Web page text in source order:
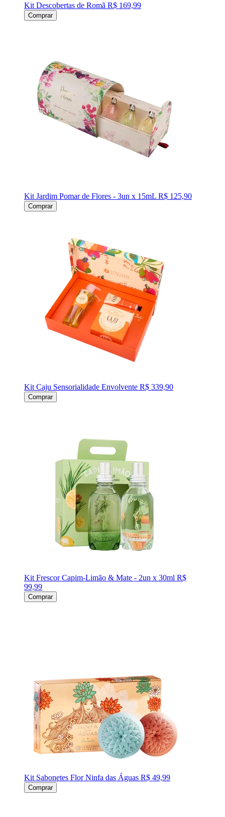
Kit Descobertas de Romã R$ 169,99
Comprar
Kit Jardim Pomar de Flores - 3un x 15mL R$ 125,90
Comprar
Kit Caju Sensorialidade Envolvente R$ 339,90
Comprar
Kit Frescor Capim-Limão & Mate - 2un x 30ml R$
99,99
Comprar
Kit Sabonetes Flor Ninfa das Águas R$ 49,99
Comprar